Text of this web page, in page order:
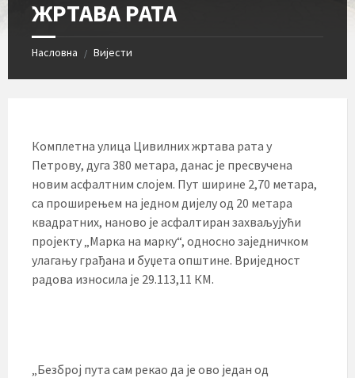
ЖРТАВА РАТА
Насловна / Вијести
Комплетна улица Цивилних жртава рата у
Петрову, дуга 380 метара, данас је пресвучена
новим асфалтним слојем. Пут ширине 2,70 метара,
са проширењем на једном дијелу од 20 метара
квадратних, наново је асфалтиран захваљујући
пројекту „Марка на марку“, односно заједничком
улагању грађана и буџета општине. Вриједност
радова износила је 29.113,11 КМ.
„Безброј пута сам рекао да је ово један од